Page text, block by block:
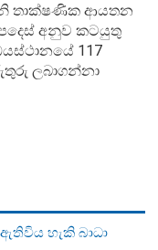
තාක්ෂණික ආයතන
අනුව කටයුතු
117
ලබාගන්නා
හැකි බාධා